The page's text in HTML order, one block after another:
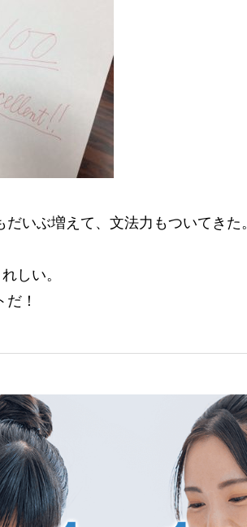
いぶ増えて、文法力もついてきた。
しい。
！